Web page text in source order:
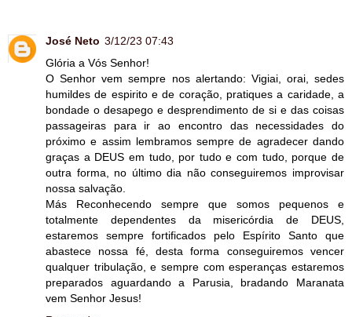
José Neto 3/12/23 07:43
Glória a Vós Senhor!
O Senhor vem sempre nos alertando: Vigiai, orai, sedes
humildes de espirito e de coração, pratiques a caridade, a
bondade o desapego e desprendimento de si e das coisas
passageiras para ir ao encontro das necessidades do
próximo e assim lembramos sempre de agradecer dando
graças a DEUS em tudo, por tudo e com tudo, porque de
outra forma, no último dia não conseguiremos improvisar
nossa salvação.
Más Reconhecendo sempre que somos pequenos e
totalmente dependentes da misericórdia de DEUS,
estaremos sempre fortificados pelo Espírito Santo que
abastece nossa fé, desta forma conseguiremos vencer
qualquer tribulação, e sempre com esperanças estaremos
preparados aguardando a Parusia, bradando Maranata
vem Senhor Jesus!